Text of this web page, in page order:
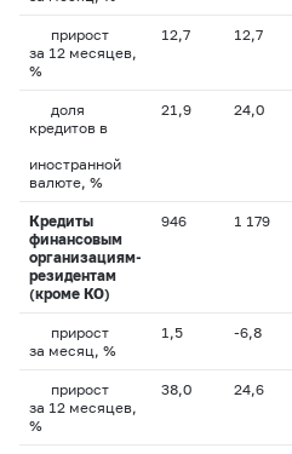
прирост
за 12 месяцев,
%
12,7 12,7
доля
кредитов в
иностранной
валюте, %
21,9 24,0
Кредиты
финансовым
организациям-
резидентам
(кроме КО)
946 1 179
прирост
за месяц, %
1,5 -6,8
прирост
за 12 месяцев,
%
38,0 24,6